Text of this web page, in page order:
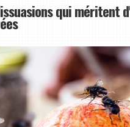
qui méritent